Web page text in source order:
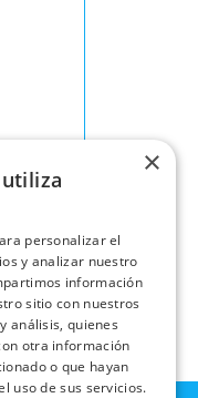
×
personalizar el
y analizar nuestro
información
sitio con nuestros
análisis, quienes
otra información
o que hayan
uso de sus servicios.